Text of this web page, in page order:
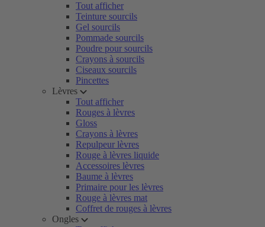
Tout afficher
Teinture sourcils
Gel sourcils
Pommade sourcils
Poudre pour sourcils
Crayons à sourcils
Ciseaux sourcils
Pincettes
Lèvres
Tout afficher
Rouges à lèvres
Gloss
Crayons à lèvres
Repulpeur lèvres
Rouge à lèvres liquide
Accessoires lèvres
Baume à lèvres
Primaire pour les lèvres
Rouge à lèvres mat
Coffret de rouges à lèvres
Ongles